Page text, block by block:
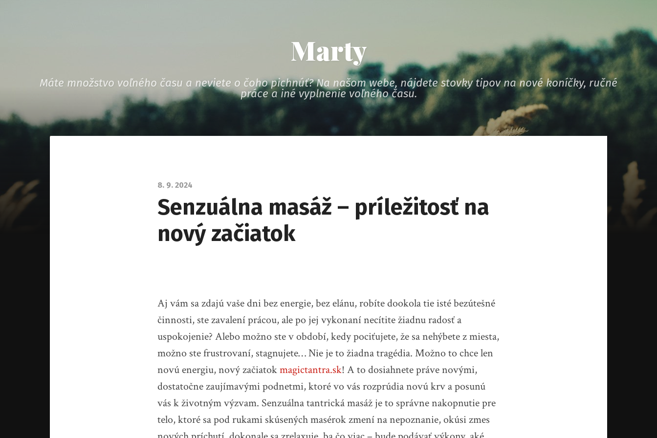
Marty
Máte množstvo voľného času a neviete o čoho pichnúť? Na našom webe, nájdete stovky tipov na nové koníčky, ručné
práce a iné vyplnenie voľného času.
8. 9. 2024
Senzuálna masáž – príležitosť na
nový začiatok
Aj vám sa zdajú vaše dni bez energie, bez elánu, robíte dookola tie isté bezútešné
činnosti, ste zavalení prácou, ale po jej vykonaní necítite žiadnu radosť a
uspokojenie? Alebo možno ste v období, kedy pociťujete, že sa nehýbete z miesta,
možno ste frustrovaní, stagnujete… Nie je to žiadna tragédia. Možno to chce len
novú energiu, nový začiatokmagictantra.sk! A to dosiahnete práve novými,
dostatočne zaujímavými podnetmi, ktoré vo vás rozprúdia novú krv a posunú
vás k životným výzvam. Senzuálna tantrická masáž je to správne nakopnutie pre
telo, ktoré sa pod rukami skúsených masérok zmení na nepoznanie, okúsi zmes